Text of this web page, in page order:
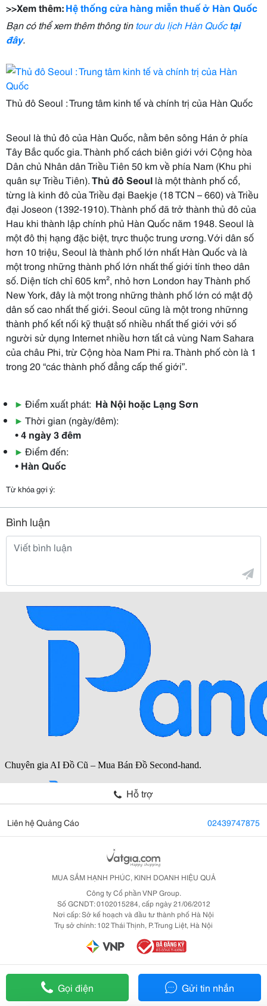
>>Xem thêm:Hệ thống cửa hàng miễn thuế ở Hàn Quốc
Bạn có thể xem thêm thông tintour du lịch Hàn Quốc tại
đây.
Thủ đô Seoul : Trung tâm kinh tế và chính trị của Hàn Quốc
Seoul là thủ đô của Hàn Quốc, nằm bên sông Hán ở phía
Tây Bắc quốc gia. Thành phố cách biên giới với Cộng hòa
Dân chủ Nhân dân Triều Tiên 50 km về phía Nam (Khu phi
quân sự Triều Tiên).Thủ đô Seoul là một thành phố cổ,
từng là kinh đô của Triều đại Baekje (18 TCN – 660) và Triều
đại Joseon (1392-1910). Thành phố đã trở thành thủ đô của
Hau khi thành lập chính phủ Hàn Quốc năm 1948. Seoul là
một đô thị hạng đặc biệt, trực thuộc trung ương. Với dân số
hơn 10 triệu, Seoul là thành phố lớn nhất Hàn Quốc và là
một trong những thành phố lớn nhất thế giới tính theo dân
số. Diện tích chỉ 605 km², nhỏ hơn London hay Thành phố
New York, đây là một trong những thành phố lớn có mật độ
dân số cao nhất thế giới. Seoul cũng là một trong nhữnng
thành phố kết nối kỹ thuật số nhiều nhất thế giới với số
người sử dụng Internet nhiều hơn tất cả vùng Nam Sahara
của châu Phi, trừ Cộng hòa Nam Phi ra. Thành phố còn là 1
trong 20 “các thành phố đẳng cấp thế giới”.
▶ Điểm xuất phát: Hà Nội hoặc Lạng Sơn
▶ Thời gian (ngày/đêm):
• 4 ngày 3 đêm
▶ Điểm đến:
• Hàn Quốc
Từ khóa gợi ý:
Bình luận
Gọi điện Gửi tin nhắn
Hỗ trợ
Liên hệ Quảng Cáo 02439747875
MUA SẮM HẠNH PHÚC, KINH DOANH HIỆU QUẢ
Công ty Cổ phần VNP Group.
Số GCNDT: 0102015284, cấp ngày 21/06/2012
Nơi cấp: Sở kế hoạch và đầu tư thành phố Hà Nội
Trụ sở chính: 102 Thái Thịnh, P. Trung Liệt, Hà Nội